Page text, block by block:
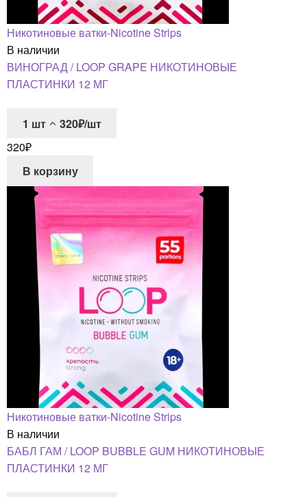
Никотиновые ватки-Nicotine Strips
В наличии
ВИНОГРАД / LOOP GRAPE НИКОТИНОВЫЕ
ПЛАСТИНКИ 12 МГ
1 шт
320₽/шт
320₽
В корзину
Никотиновые ватки-Nicotine Strips
В наличии
БАБЛ ГАМ / LOOP BUBBLE GUM НИКОТИНОВЫЕ
ПЛАСТИНКИ 12 МГ